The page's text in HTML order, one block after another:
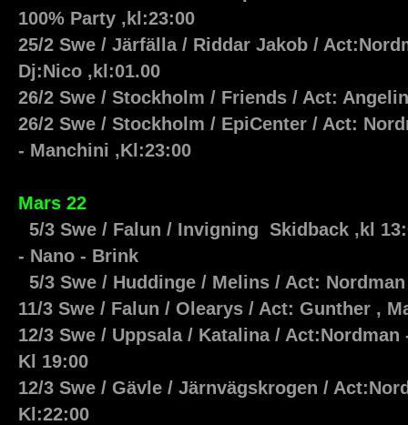
100% Party ,kl:23:00
25/2 Swe / Järfälla / Riddar Jakob /
Dj:Nico ,kl:01.00
26/2 Swe / Stockholm / Friends / Act:
26/2 Swe / Stockholm / EpiCenter / Act:
- Manchini ,Kl:23:00
Mars 22
5/3 Swe / Falun / Invigning Skidback ,kl
- Nano - Brink
5/3 Swe / Huddinge / Melins / Act:
11/3 Swe / Falun / Olearys / Act: Gunther ,
12/3 Swe / Uppsala / Katalina /
Kl 19:00
12/3 Swe / Gävle / Järnvägskrogen /
Kl:22:00